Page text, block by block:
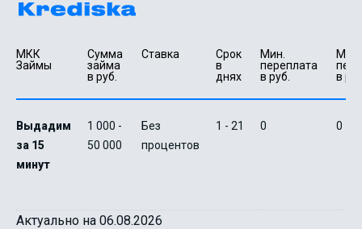
МКК
Займы
Сумма
займа
в руб.
Ставка
Срок
в
днях
Мин.
переплата
в руб.
в
Выдадим
за 15
минут
1 000 -
50 000
Без
процентов
1 - 21 0 0
Актуально на 06.08.2026